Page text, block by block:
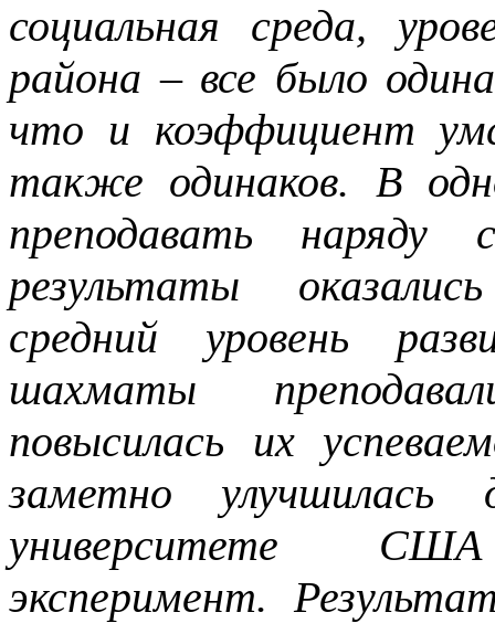
социальная среда,
района – все было
что и коэффициент
также одинаков. В
преподавать
результаты
средний уровень
шахматы
повысилась их
заметно улучшилась
университете
эксперимент.